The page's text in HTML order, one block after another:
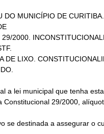
DO MUNICÍPIO DE CURITIBA.